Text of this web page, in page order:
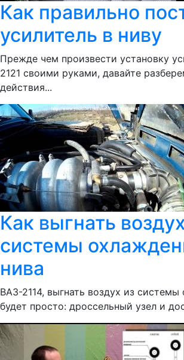
Как правильно
усилитель в ниву
Прежде чем произвести установку
2121 своими руками, давайте
действия...
Как выгнать
системы
нива
ВАЗ-2114, выгнать воздух из системы
будет просто: дроссельный узел и